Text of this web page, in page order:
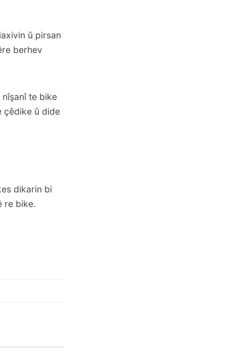
û pirsan
berhev
te bike
çêdike û dide
dikarin bi
re bike.